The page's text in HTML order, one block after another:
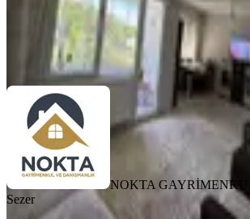
NOKTA GAYRİMENKUL Volkan Sezer
NOKTA GAYRİMENKUL
Sezer